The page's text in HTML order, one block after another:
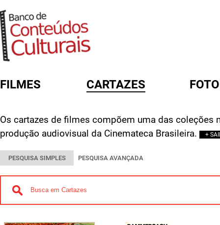
FILMES CARTAZES
Os cartazes de filmes compõem uma das
produção audiovisual da Cinemateca Brasileira.
+
PESQUISA SIMPLES PESQUISA AVANÇADA
FORMULÁRIO DE BUSCA